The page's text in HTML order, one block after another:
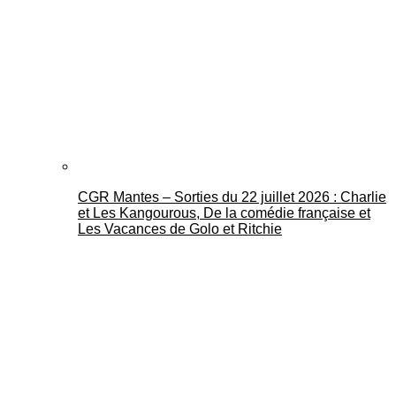
CGR Mantes – Sorties du 22 juillet 2026 : Charlie
et Les Kangourous, De la comédie française et
Les Vacances de Golo et Ritchie